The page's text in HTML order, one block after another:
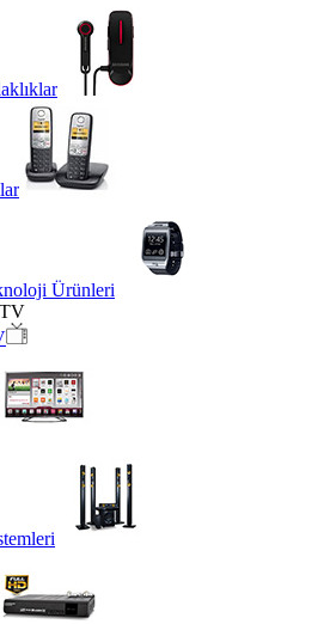
Ürünleri